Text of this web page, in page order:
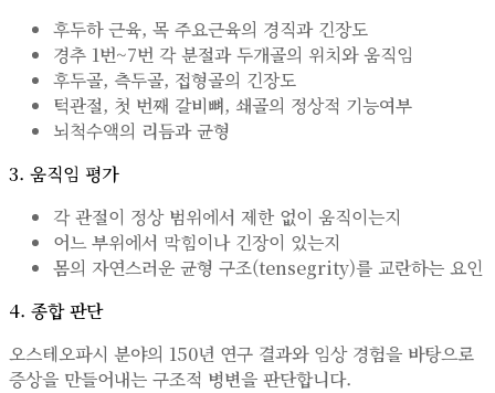
후두하 근육, 목 주요근육의 경직과 긴장도
경추 1번~7번 각 분절과 두개골의 위치와 움직임
후두골, 측두골, 접형골의 긴장도
턱관절, 첫 번째 갈비뼈, 쇄골의 정상적 기능여부
뇌척수액의 리듬과 균형
3. 움직임 평가
각 관절이 정상 범위에서 제한 없이 움직이는지
어느 부위에서 막힘이나 긴장이 있는지
몸의 자연스러운 균형 구조(tensegrity)를 교란하는 요인
4. 종합 판단
오스테오파시 분야의 150년 연구 결과와 임상 경험을 바탕으로
증상을 만들어내는 구조적 병변을 판단합니다.